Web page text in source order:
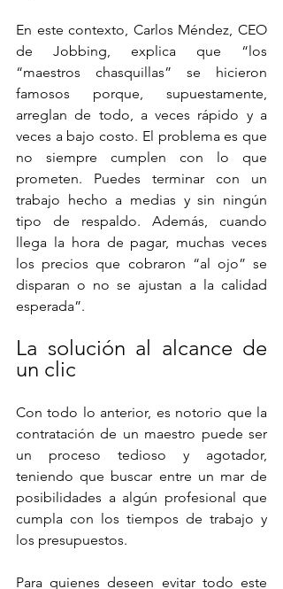
En este contexto, Carlos Méndez, CEO
de Jobbing, explica que “los
“maestros chasquillas” se hicieron
famosos porque, supuestamente,
arreglan de todo, a veces rápido y a
veces a bajo costo. El problema es que
no siempre cumplen con lo que
prometen. Puedes terminar con un
trabajo hecho a medias y sin ningún
tipo de respaldo. Además, cuando
llega la hora de pagar, muchas veces
los precios que cobraron “al ojo” se
disparan o no se ajustan a la calidad
esperada”.
La solución al alcance de
un clic
Con todo lo anterior, es notorio que la
contratación de un maestro puede ser
un proceso tedioso y agotador,
teniendo que buscar entre un mar de
posibilidades a algún profesional que
cumpla con los tiempos de trabajo y
los presupuestos.
Para quienes deseen evitar todo este